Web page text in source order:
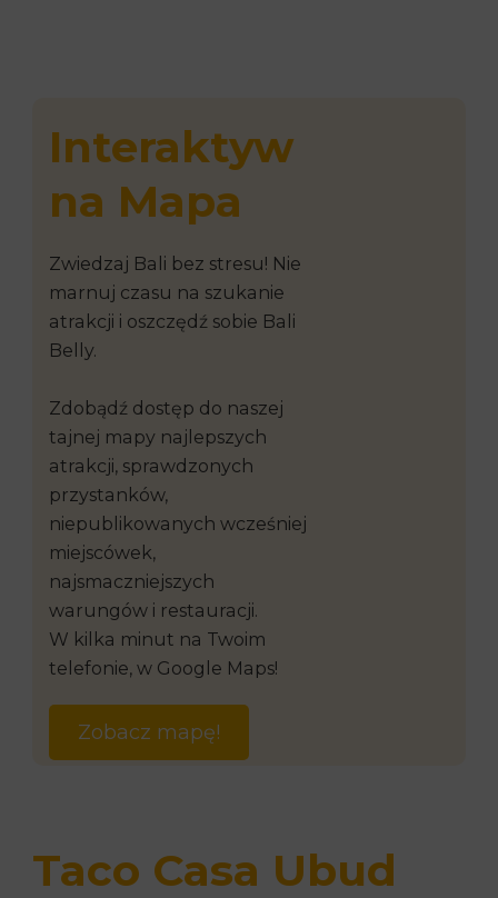
Interaktyw
na Mapa
Zwiedzaj Bali bez stresu! Nie
marnuj czasu na szukanie
atrakcji i oszczędź sobie Bali
Belly.
Zdobądź dostęp do naszej
tajnej mapy najlepszych
atrakcji, sprawdzonych
przystanków,
niepublikowanych wcześniej
miejscówek,
najsmaczniejszych
warungów i restauracji.
W kilka minut na Twoim
telefonie, w Google Maps!
Zobacz mapę!
Taco Casa Ubud